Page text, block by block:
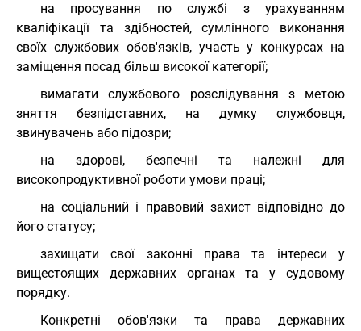
на просування по службі з урахуванням
кваліфікації та здібностей, сумлінного виконання
своїх службових обов'язків, участь у конкурсах на
заміщення посад більш високої категорії;
вимагати службового розслідування з метою
зняття безпідставних, на думку службовця,
звинувачень або підозри;
на здорові, безпечні та належні для
високопродуктивної роботи умови праці;
на соціальний і правовий захист відповідно до
його статусу;
захищати свої законні права та інтереси у
вищестоящих державних органах та у судовому
порядку.
Конкретні обов'язки та права державних